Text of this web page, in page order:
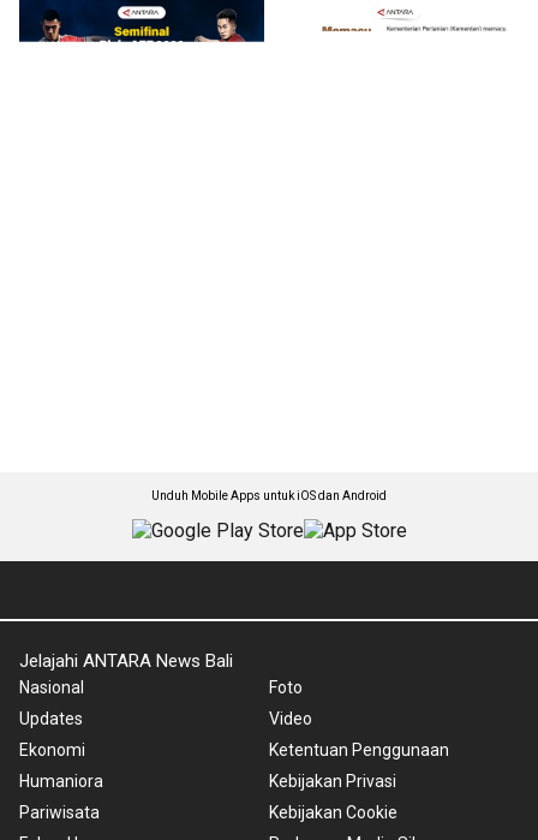
Unduh Mobile Apps untuk iOS dan Android
Jelajahi ANTARA News Bali
Nasional
Updates
Ekonomi
Humaniora
Pariwisata
Foto
Video
Ketentuan Penggunaan
Kebijakan Privasi
Kebijakan Cookie